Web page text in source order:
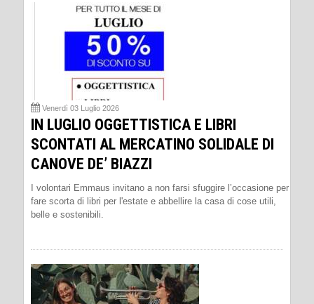
Venerdì 03 Luglio 2026
IN LUGLIO OGGETTISTICA E LIBRI
SCONTATI AL MERCATINO SOLIDALE DI
CANOVE DE’ BIAZZI
I volontari Emmaus invitano a non farsi sfuggire l’occasione per
fare scorta di libri per l'estate e abbellire la casa di cose utili,
belle e sostenibili.